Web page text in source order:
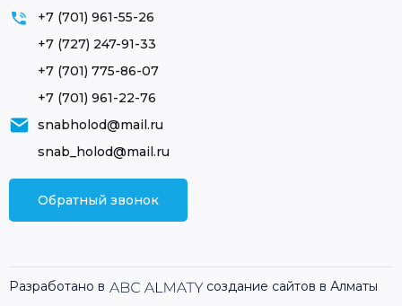
+7 (701) 961-55-26
+7 (727) 247-91-33
+7 (701) 775-86-07
+7 (701) 961-22-76
snabholod@mail.ru
snab_holod@mail.ru
Обратный звонок
Разработано в создание сайтов в Алматы